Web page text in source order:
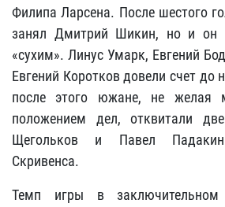
Филипа Ларсена. После шестого
занял Дмитрий Шикин, но и он
«сухим». Линус Умарк, Евгений
Евгений Коротков довели счет до
после этого южане, не желая
положением дел, отквитали
Щегольков и Павел
Скривенса.
Темп игры в заключительном